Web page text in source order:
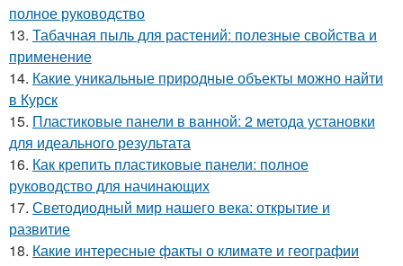
полное руководство
13. Табачная пыль для растений: полезные свойства и
применение
14. Какие уникальные природные объекты можно найти
в Курск
15. Пластиковые панели в ванной: 2 метода установки
для идеального результата
16. Как крепить пластиковые панели: полное
руководство для начинающих
17. Светодиодный мир нашего века: открытие и
развитие
18. Какие интересные факты о климате и географии